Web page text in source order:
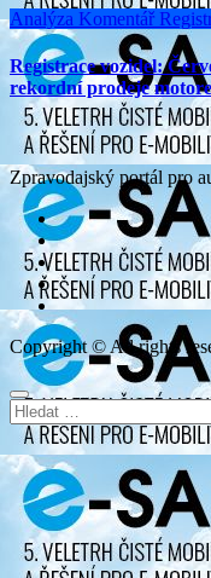
Analýza Komentář
Registrace vozidel:
rekordní prodeje
Zpravodajský portál pro
Copyright © All rights
Vyhledávání